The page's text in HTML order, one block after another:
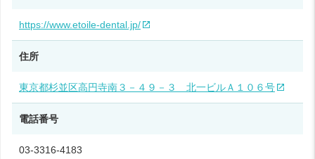
https://www.etoile-dental.jp/
住所
東京都杉並区高円寺南３－４９－３ 北一ビルＡ１０６号
電話番号
03-3316-4183